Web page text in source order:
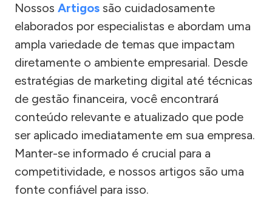
Nossos Artigos são cuidadosamente
elaborados por especialistas e abordam uma
ampla variedade de temas que impactam
diretamente o ambiente empresarial. Desde
estratégias de marketing digital até técnicas
de gestão financeira, você encontrará
conteúdo relevante e atualizado que pode
ser aplicado imediatamente em sua empresa.
Manter-se informado é crucial para a
competitividade, e nossos artigos são uma
fonte confiável para isso.